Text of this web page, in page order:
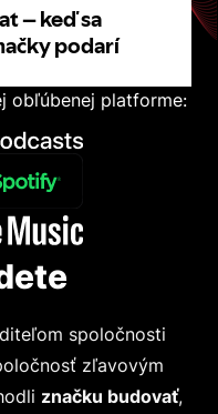
obľúbenej platforme:
spoločnosti
zľavovým
značku budovať,